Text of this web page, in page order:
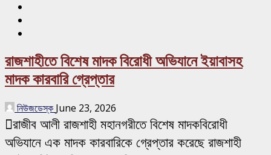
রাজশাহীতে বিশেষ মাদক বিরোধী অভিযানে ইয়াবাসহ
মাদক কারবারি গ্রেপ্তার
নিউজডেস্ক June 23, 2026
রাজীব আলী রাজশাহী মহানগরীতে বিশেষ মাদকবিরোধী
অভিযানে এক মাদক কারবারিকে গ্রেপ্তার করেছে রাজশাহী